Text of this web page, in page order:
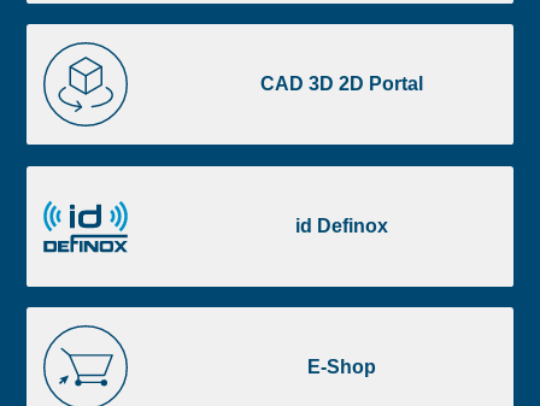
CAD 3D 2D Portal
CAD
3D
2D
Portal
id Definox
Definox
E-Shop
Shop